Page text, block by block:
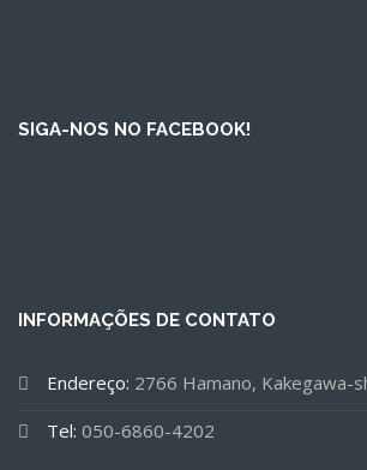
SIGA-NOS NO FACEBOOK!
INFORMAÇÕES DE CONTATO
Endereço: 2766 Hamano, Kakegawa-
Tel: 050-6860-4202